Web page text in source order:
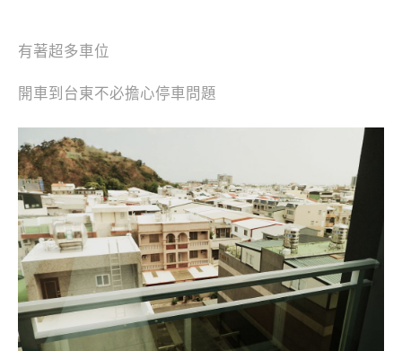
有著超多車位
開車到台東不必擔心停車問題